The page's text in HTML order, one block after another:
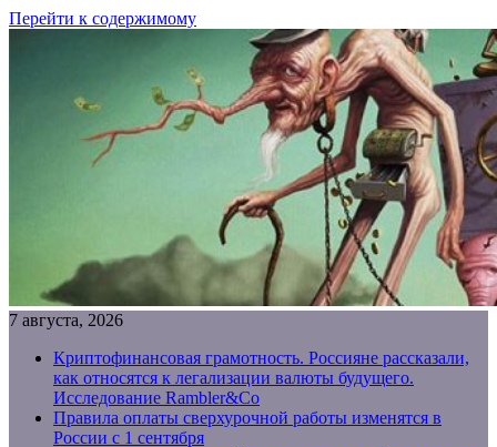
Перейти к содержимому
7 августа, 2026
Криптофинансовая грамотность. Россияне рассказали,
как относятся к легализации валюты будущего.
Исследование Rambler&Co
Правила оплаты сверхурочной работы изменятся в
России с 1 сентября